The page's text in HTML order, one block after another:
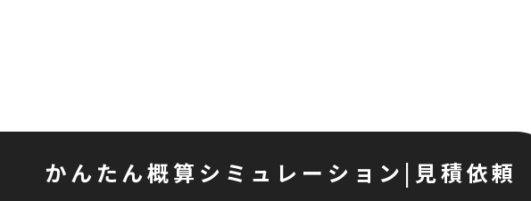
かんたん概算シミュレーション | 見積依頼